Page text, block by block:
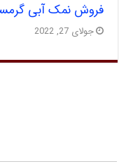
فروش نمک آبی
جولای 27, 2022